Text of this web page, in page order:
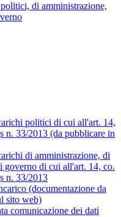
di amministrazione,
politici di cui all'art. 14,
n. 33/2013 (da pubblicare in
di amministrazione, di
governo di cui all'art. 14, co.
n. 33/2013
(documentazione da
sito web)
comunicazione dei dati